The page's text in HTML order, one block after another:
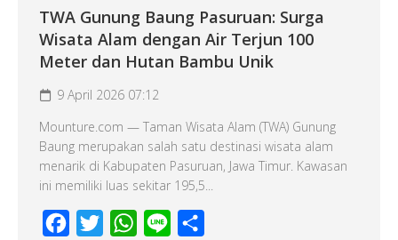
TWA Gunung Baung Pasuruan: Surga
Wisata Alam dengan Air Terjun 100
Meter dan Hutan Bambu Unik
9 April 2026 07:12
Mounture.com — Taman Wisata Alam (TWA) Gunung
Baung merupakan salah satu destinasi wisata alam
menarik di Kabupaten Pasuruan, Jawa Timur. Kawasan
ini memiliki luas sekitar 195,5...
Facebook
Twitter WhatsApp
Line